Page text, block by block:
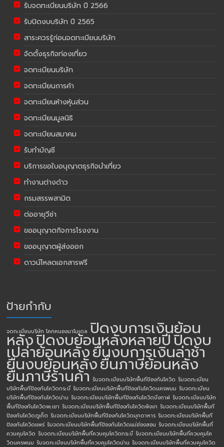
รับจดทะเบียนบริษัท ปี 2566
รับปิดงบบริษัท ปี 2565
สาระควรรู้ก่อนจดทะเบียนบริษัท
จัดตั้งธุรกิจท่องเที่ยว
จดทะเบียนบริษัท
จดทะเบียนการค้า
จดทะเบียนห้างหุ้นส่วน
จดทะเบียนมูลนิธิ
จดทะเบียนสมาคม
รับทำบัญชี
บริการขอใบอนุญาตธุรกิจนำเที่ยว
ทำงานต่างด้าว
กรมสรรพสามิต
ต่ออายุวีซ่า
ขออนุญาตกิจการโรงงาน
ขออนุญาตผู้ส่งออก
ดาวน์โหลดเอกสารฟรี
ป้ายกำกับ
จดทะเบียนบริษัท โคกหนองนาโมเดล ปิดงบการเงินย้อน
หลังปิดงบย้อนหลังหลายปีปิดงบ
เปล่าย้อนหลังยื่นงบการเงินล่าช้า
ยื่นงบย้อนหลังยื่นภาษีย้อนหลัง
ยื่นภาษีร้านค้า รับจดทะเบียนบริษัทพื้นทีป้องกันโควิด รับจดทะเบียน
บริษัทพื้นทีป้องกันโควิดกระบี่ รับจดทะเบียนบริษัทพื้นทีป้องกันโควิดนครพนม รับจดทะเบียน
บริษัทพื้นทีป้องกันโควิดน่าน รับจดทะเบียนบริษัทพื้นทีป้องกันโควิดบึงกาฬ รับจดทะเบียนบริษัท
พื้นทีป้องกันโควิดพะเยา รับจดทะเบียนบริษัทพื้นทีป้องกันโควิดพังงา รับจดทะเบียนบริษัทพื้นที
ป้องกันโควิดภูเก็ต รับจดทะเบียนบริษัทพื้นทีป้องกันโควิดมุกดาหาร รับจดทะเบียนบริษัทพื้นที
ป้องกันโควิดแพร่ รับจดทะเบียนบริษัทพื้นทีป้องกันโควิดแม่ฮ่องสอน รับจดทะเบียนบริษัทพื้นที่
ควบคุมโควิด รับจดทะเบียนบริษัทพื้นที่ควบคุมโควิดกระบี่ รับจดทะเบียนบริษัทพื้นที่ควบคุมโค
วิดนครพนม รับจดทะเบียนบริษัทพื้นที่ควบคุมโควิดน่าน รับจดทะเบียนบริษัทพื้นที่ควบคุมโควิด